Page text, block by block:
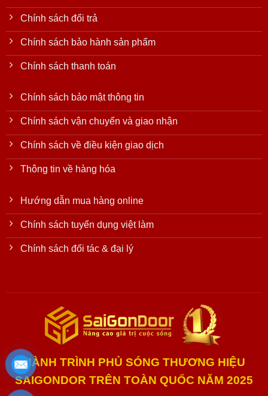
Chính sách đổi trả
Chính sách bảo hành sản phẩm
Chính sách thanh toán
Chính sách bảo mật thông tin
Chính sách vận chuyển và giao nhận
Chính sách về điều kiện giao dịch
Thông tin về hàng hóa
Hướng dẫn mua hàng online
Chính sách tuyển dụng việt làm
Chính sách đối tác & đại lý
HÀNH TRÌNH PHỦ SÓNG THƯƠNG HIỆU
SAIGONDOR TRÊN TOÀN QUỐC NĂM 2025